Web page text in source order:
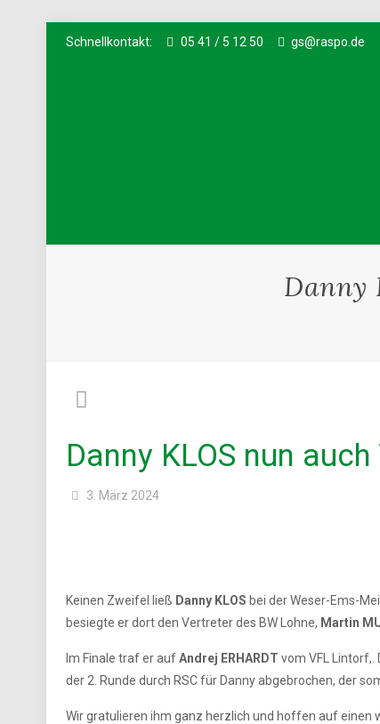
Schnellkontakt: 05 41 / 5 12 50 gs@raspo.de
Danny
Danny KLOS nun
3. März 2024
Keinen Zweifel ließ Danny KLOS bei der Weser-Ems-
besiegte er dort den Vertreter des BW Lohne, Martin
Im Finale traf er aufAndrej ERHARDT vom VFL
der 2. Runde durch RSC für Danny abgebrochen, der
Wir gratulieren ihm ganz herzlich und hoffen auf einen